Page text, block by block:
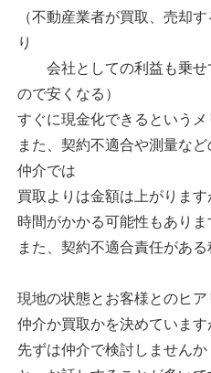
（不動産業者が買取、売却
り
会社としての利益も乗せ
ので安くなる）
すぐに現金化できるという
また、契約不適合や測量な
仲介では
買取よりは金額は上がります
時間がかかる可能性もありま
また、契約不適合責任があ
現地の状態とお客様とのヒア
仲介か買取かを決めています
先ずは仲介で検討しませんか